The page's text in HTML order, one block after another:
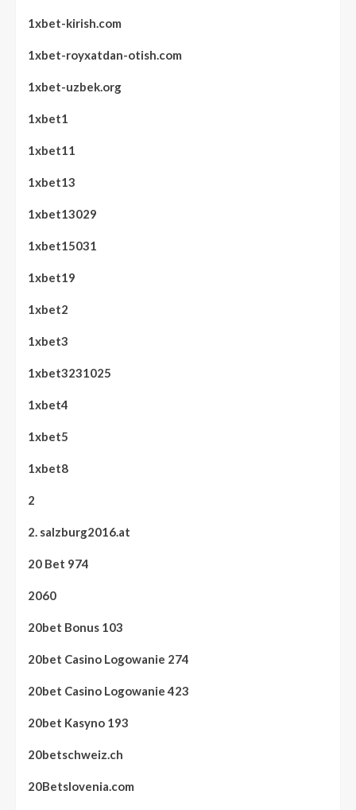
1xbet-kirish.com
1xbet-royxatdan-otish.com
1xbet-uzbek.org
1xbet1
1xbet11
1xbet13
1xbet13029
1xbet15031
1xbet19
1xbet2
1xbet3
1xbet3231025
1xbet4
1xbet5
1xbet8
2
2. salzburg2016.at
20 Bet 974
2060
20bet Bonus 103
20bet Casino Logowanie 274
20bet Casino Logowanie 423
20bet Kasyno 193
20betschweiz.ch
20Betslovenia.com